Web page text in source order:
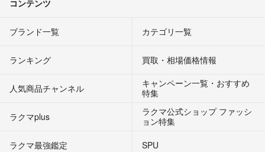
コンテンツ
ブランド一覧 カテゴリ一覧
ランキング 買取・相場価格情報
人気商品チャンネル
キャンペーン一覧・おすすめ
特集
ラクマplus
ラクマ公式ショップ ファッシ
ョン特集
ラクマ最強鑑定
SPU